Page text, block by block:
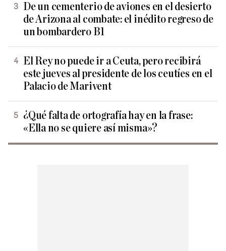
De un cementerio de aviones en el desierto
de Arizona al combate: el inédito regreso de
un bombardero B1
El Rey no puede ir a Ceuta, pero recibirá
este jueves al presidente de los ceutíes en el
Palacio de Marivent
¿Qué falta de ortografía hay en la frase:
«Ella no se quiere así misma»?